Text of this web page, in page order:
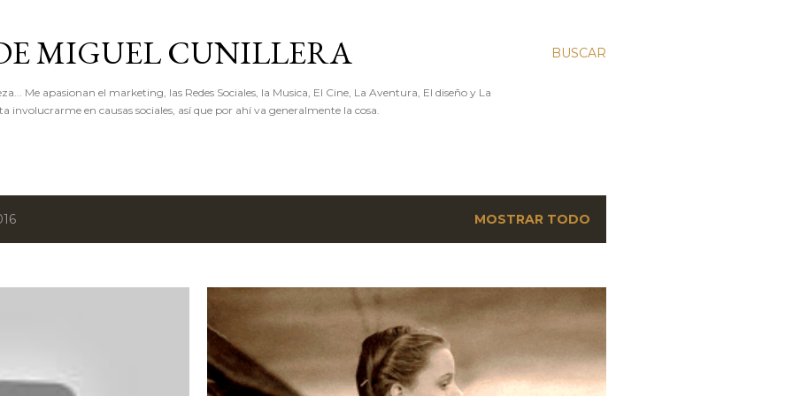
BUSCAR
MIGUEL CUNILLERA
Me apasionan el marketing, las Redes Sociales, la Musica, El Cine, La Aventura, El diseño y La
involucrarme en causas sociales, así que por ahí va generalmente la cosa.
MOSTRAR TODO